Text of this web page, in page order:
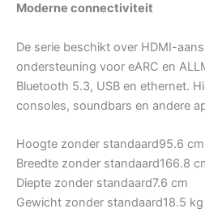
Moderne connectiviteit
De serie beschikt over HDMI-
ondersteuning voor eARC en
Bluetooth 5.3, USB en ethernet.
consoles, soundbars en andere
Hoogte zonder standaard95.6 cm
Breedte zonder standaard166.8
Diepte zonder standaard7.6 cm
Gewicht zonder standaard18.5 kg